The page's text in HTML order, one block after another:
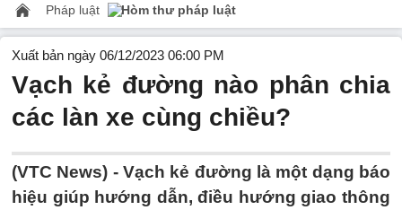
Pháp luật Hòm thư pháp luật
Xuất bản ngày 06/12/2023 06:00 PM
Vạch kẻ đường nào phân chia
các làn xe cùng chiều?
(VTC News) - Vạch kẻ đường là một dạng báo
hiệu giúp hướng dẫn, điều hướng giao thông